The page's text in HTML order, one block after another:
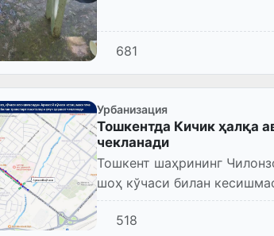
681
Урбанизация
Тошкентда Кичик ҳалқа
чекланади
Тошкент шаҳрининг
шоҳ кўчаси билан
қурилиш-монтаж ишлари...
518